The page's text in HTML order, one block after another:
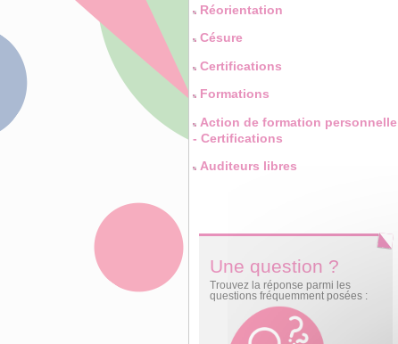
Réorientation
Césure
Certifications
Formations
Action de formation personnelle
- Certifications
Auditeurs libres
Une question ?
Trouvez la réponse parmi les
questions fréquemment posées :